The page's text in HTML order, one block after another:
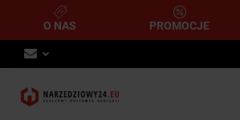
O NAS PROMOCJE